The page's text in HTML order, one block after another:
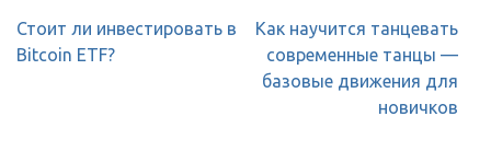
Навигация
по
Стоит ли инвестировать в
Bitcoin ETF?
Как научится танцевать
современные танцы —
базовые движения для
новичков